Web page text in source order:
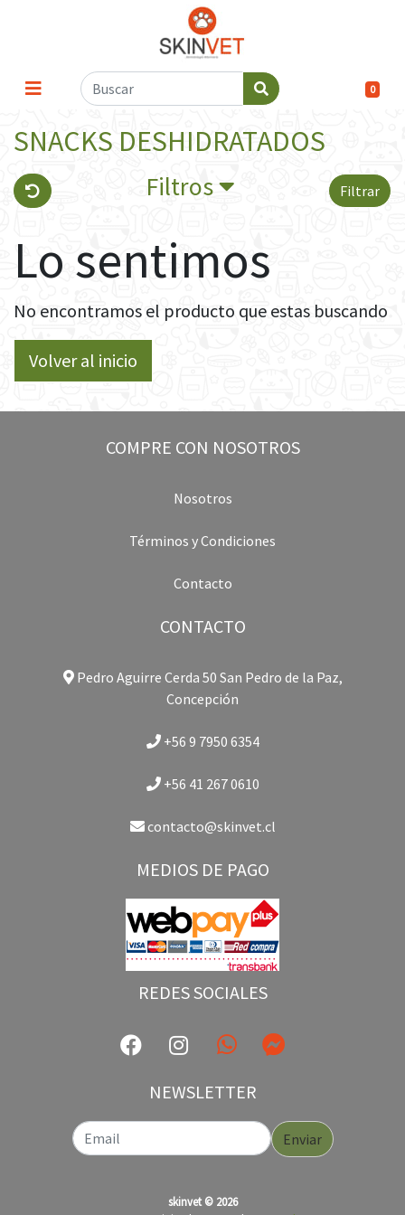
0
SNACKS DESHIDRATADOS
Filtros Filtrar
Lo sentimos
No encontramos el producto que estas buscando
Volver al inicio
COMPRE CON NOSOTROS
Nosotros
Términos y Condiciones
Contacto
CONTACTO
Pedro Aguirre Cerda 50 San Pedro de la Paz,
Concepción
+56 9 7950 6354
+56 41 267 0610
contacto@skinvet.cl
MEDIOS DE PAGO
REDES SOCIALES
NEWSLETTER
Enviar
skinvet © 2026